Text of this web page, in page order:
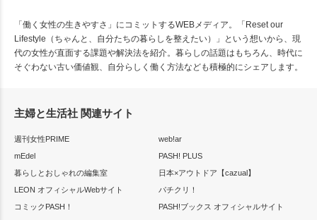
「働く女性の生きやすさ」にコミットするWEBメディア。「Reset our
Lifestyle（ちゃんと、自分たちの暮らしを整えたい）」という想いから、現
代の女性が直面する課題や解決法を紹介。暮らしの話題はもちろん、時代に
そぐわない古い価値観、自分らしく働く方法なども積極的にシェアします。
主婦と生活社 関連サイト
週刊女性PRIME
web!ar
mEdel
PASH! PLUS
暮らしとおしゃれの編集室
日本×アウトドア【cazual】
LEON オフィシャルWebサイト
パチクリ！
コミックPASH！
PASH!ブックス オフィシャルサイト